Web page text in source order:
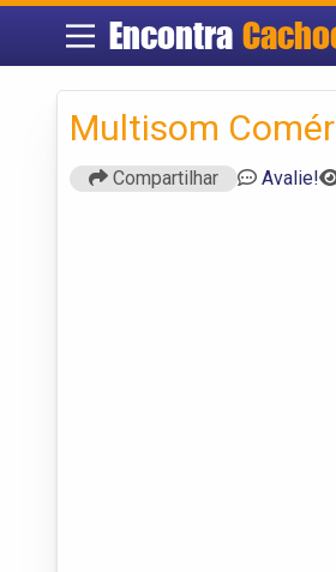
Encontra
Multisom
Compartilhar Avalie!